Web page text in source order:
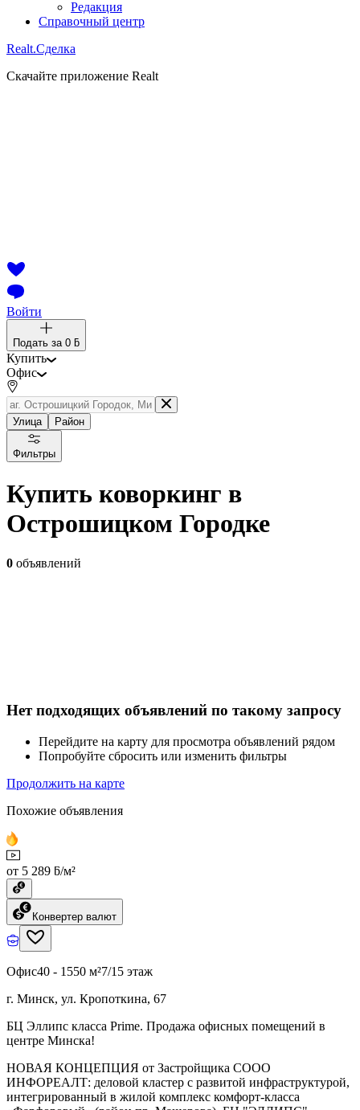
Редакция
Справочный центр
Realt.Сделка
Скачайте приложение Realt
Войти
Подать за 0 ƃ
Купить
Офис
Улица Район
Фильтры
Купить коворкинг в
Острошицком Городке
0 объявлений
Нет подходящих объявлений по такому запросу
Перейдите на карту для просмотра объявлений рядом
Попробуйте сбросить или изменить фильтры
Продолжить на карте
Похожие объявления
от 5 289 ƃ/м²
Конвертер валют
Офис40 - 1550 м²7/15 этаж
г. Минск, ул. Кропоткина, 67
БЦ Эллипс класса Prime. Продажа офисных помещений в
центре Минска!
НОВАЯ КОНЦЕПЦИЯ от Застройщика СООО
ИНФОРЕАЛТ: деловой кластер с развитой инфраструктурой,
интегрированный в жилой комплекс комфорт-класса